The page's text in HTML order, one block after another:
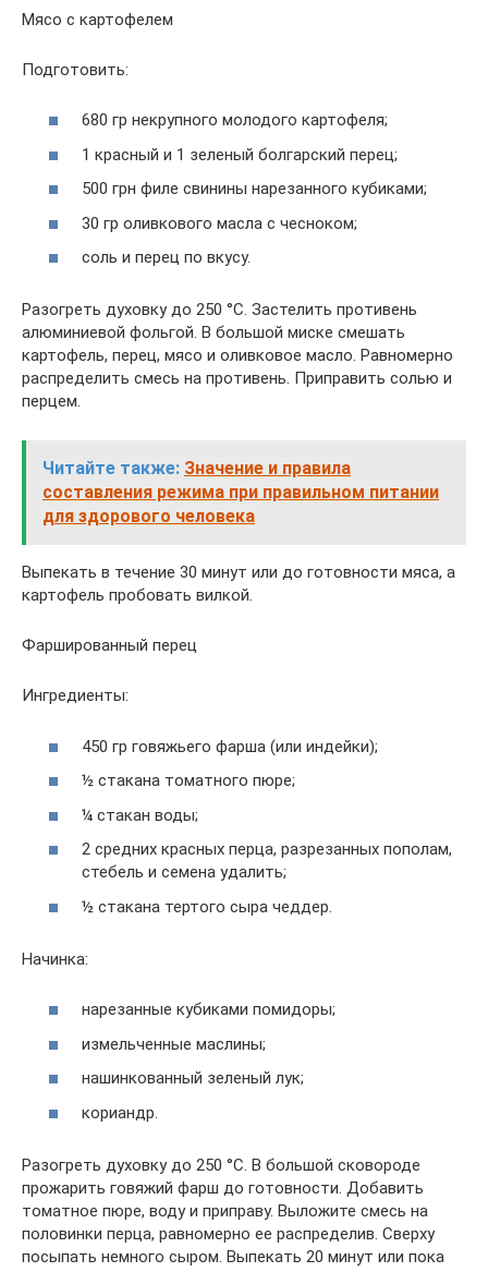
Мясо с картофелем
Подготовить:
680 гр некрупного молодого картофеля;
1 красный и 1 зеленый болгарский перец;
500 грн филе свинины нарезанного кубиками;
30 гр оливкового масла с чесноком;
соль и перец по вкусу.
Разогреть духовку до 250 °С. Застелить противень
алюминиевой фольгой. В большой миске смешать
картофель, перец, мясо и оливковое масло. Равномерно
распределить смесь на противень. Приправить солью и
перцем.
Читайте также: Значение и правила
составления режима при правильном питании
для здорового человека
Выпекать в течение 30 минут или до готовности мяса, а
картофель пробовать вилкой.
Фаршированный перец
Ингредиенты:
450 гр говяжьего фарша (или индейки);
½ стакана томатного пюре;
¼ стакан воды;
2 средних красных перца, разрезанных пополам,
стебель и семена удалить;
½ стакана тертого сыра чеддер.
Начинка:
нарезанные кубиками помидоры;
измельченные маслины;
нашинкованный зеленый лук;
кориандр.
Разогреть духовку до 250 °С. В большой сковороде
прожарить говяжий фарш до готовности. Добавить
томатное пюре, воду и приправу. Выложите смесь на
половинки перца, равномерно ее распределив. Сверху
посыпать немного сыром. Выпекать 20 минут или пока